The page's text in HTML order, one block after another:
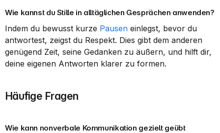
Wie kannst du Stille in alltäglichen Gesprächen anwenden?
Indem du bewusst kurze Pausen einlegst, bevor du
antwortest, zeigst du Respekt. Dies gibt dem anderen
genügend Zeit, seine Gedanken zu äußern, und hilft dir,
deine eigenen Antworten klarer zu formen.
Häufige Fragen
Wie kann nonverbale Kommunikation gezielt geübt